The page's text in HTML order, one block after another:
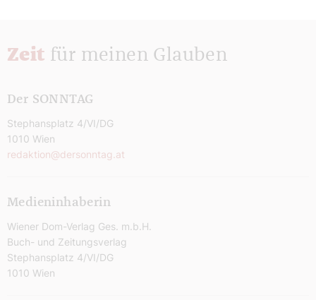
Zeit für meinen Glauben
Der SONNTAG
Stephansplatz 4/VI/DG
1010 Wien
redaktion@dersonntag.at
Medieninhaberin
Wiener Dom-Verlag Ges. m.b.H.
Buch- und Zeitungsverlag
Stephansplatz 4/VI/DG
1010 Wien